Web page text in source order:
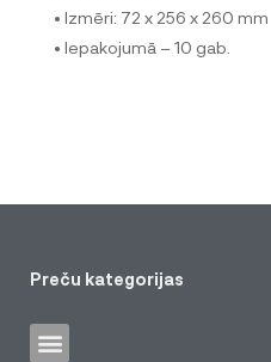
• Izmēri: 72 x 256 x 260 mm
• Iepakojumā – 10 gab.
Preču kategorijas